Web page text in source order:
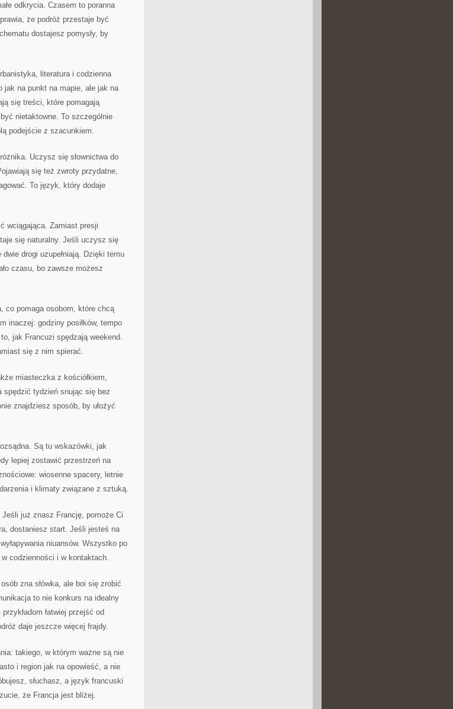
odkrycia. Czasem to poranna
że podróż przestaje być
dostajesz pomysły, by
literatura i codzienna
na punkt na mapie, ale jak na
się treści, które pomagają
nietaktowne. To szczególnie
podejście z szacunkiem.
Uczysz się słownictwa do
się też zwroty przydatne,
To język, który dodaje
wciągająca. Zamiast presji
się naturalny. Jeśli uczysz się
drogi uzupełniają. Dzięki temu
czasu, bo zawsze możesz
co pomaga osobom, które chcą
inaczej: godziny posiłków, tempo
jak Francuzi spędzają weekend.
się z nim spierać.
miasteczka z kościółkiem,
spędzić tydzień snując się bez
znajdziesz sposób, by ułożyć
Są tu wskazówki, jak
lepiej zostawić przestrzeń na
wiosenne spacery, letnie
i klimaty związane z sztuką.
już znasz Francję, pomoże Ci
dostaniesz start. Jeśli jesteś na
niuansów. Wszystko po
codzienności i w kontaktach.
zna słówka, ale boi się zrobić
to nie konkurs na idealny
łatwiej przejść od
daje jeszcze więcej frajdy.
takiego, w którym ważne są nie
i region jak na opowieść, a nie
słuchasz, a język francuski
że Francja jest bliżej.